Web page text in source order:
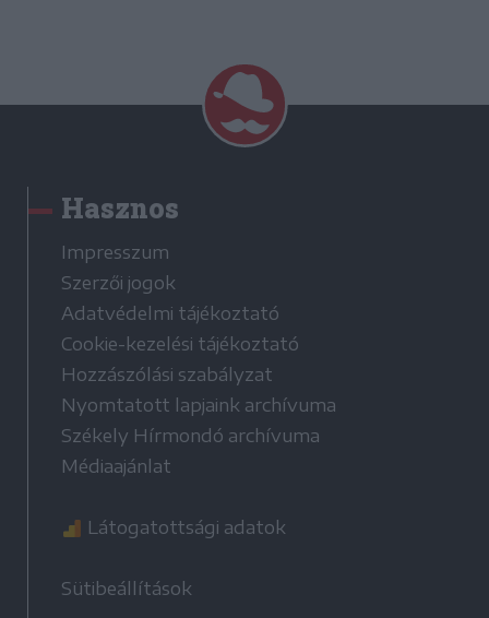
Hasznos
Impresszum
Szerzői jogok
Adatvédelmi tájékoztató
Cookie-kezelési tájékoztató
Hozzászólási szabályzat
Nyomtatott lapjaink archívuma
Székely Hírmondó archívuma
Médiaajánlat
Látogatottsági adatok
Sütibeállítások